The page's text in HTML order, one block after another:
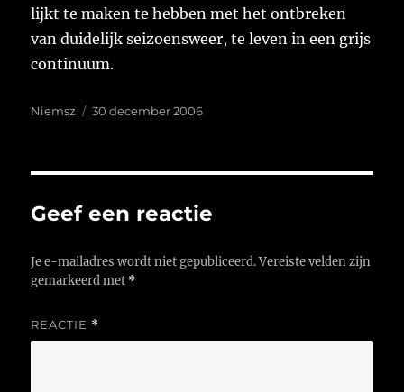
lijkt te maken te hebben met het ontbreken
van duidelijk seizoensweer, te leven in een grijs
continuum.
Auteur
Niemsz
Geplaatst
30 december 2006
Geef een reactie
Je e-mailadres wordt niet gepubliceerd. Vereiste velden zijn
gemarkeerd met *
REACTIE *